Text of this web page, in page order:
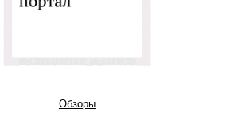
Обзоры